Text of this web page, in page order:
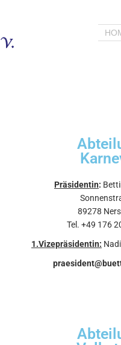
Präsidentin:
89278
Tel. +49 176
1.Vizepräsidentin: